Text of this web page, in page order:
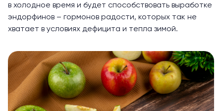
в холодное время и будет способствовать выработке
эндорфинов – гормонов радости, которых так не
хватает в условиях дефицита и тепла зимой.